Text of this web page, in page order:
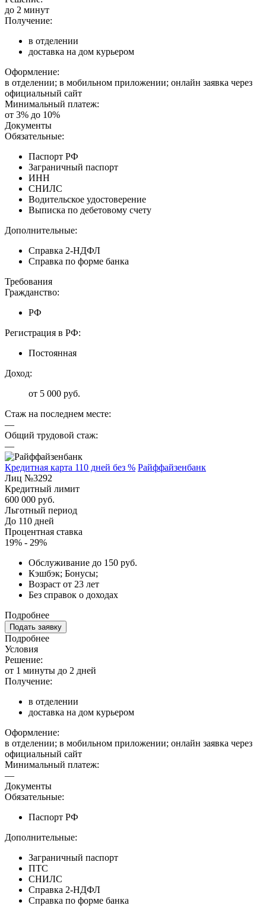
до 2 минут
Получение:
в отделении
доставка на дом курьером
Оформление:
в отделении; в мобильном приложении; онлайн заявка через
официальный сайт
Минимальный платеж:
от 3% до 10%
Документы
Обязательные:
Паспорт РФ
Заграничный паспорт
ИНН
СНИЛС
Водительское удостоверение
Выписка по дебетовому счету
Дополнительные:
Справка 2-НДФЛ
Справка по форме банка
Требования
Гражданство:
РФ
Регистрация в РФ:
Постоянная
Доход:
от 5 000 руб.
Стаж на последнем месте:
—
Общий трудовой стаж:
—
Кредитная карта 110 дней без % Райффайзенбанк
Лиц №3292
Кредитный лимит
600 000 руб.
Льготный период
До 110 дней
Процентная ставка
19% - 29%
Обслуживание до 150 руб.
Кэшбэк; Бонусы;
Возраст от 23 лет
Без справок о доходах
Подробнее
Подать заявку
Подробнее
Условия
Решение:
от 1 минуты до 2 дней
Получение:
в отделении
доставка на дом курьером
Оформление:
в отделении; в мобильном приложении; онлайн заявка через
официальный сайт
Минимальный платеж:
—
Документы
Обязательные:
Паспорт РФ
Дополнительные:
Заграничный паспорт
ПТС
СНИЛС
Справка 2-НДФЛ
Справка по форме банка